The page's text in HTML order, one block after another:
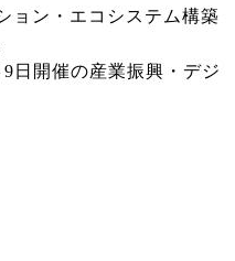
ョン・エコシステム構築
日開催の産業振興・デジ